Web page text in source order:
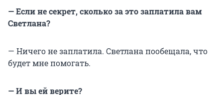
— Если не секрет, сколько за это заплатила вам
Светлана?
— Ничего не заплатила. Светлана пообещала, что
будет мне помогать.
— И вы ей верите?